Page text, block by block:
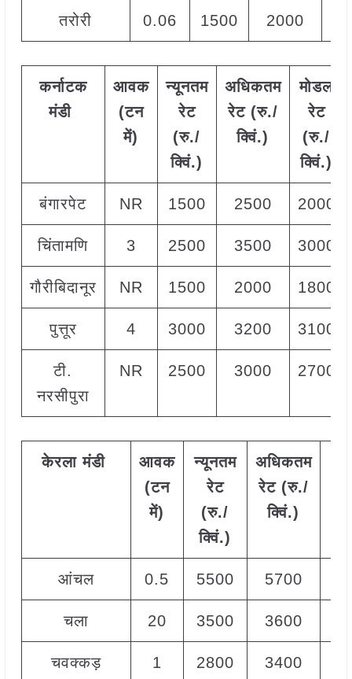
तरोरी 0.06 1500 2000
कर्नाटक
मंडी
आवक
(टन
में)
न्यूनतम
रेट
(रु./
क्विं.)
अधिकतम
रेट (रु./
क्विं.)
मोडल
रेट
(रु./
क्विं.)
बंगारपेट NR 1500 2500 2000
चिंतामणि 3 2500 3500 3000
गौरीबिदानूर NR 1500 2000 1800
पुत्तूर 4 3000 3200 3100
टी.
नरसीपुरा
NR 2500 3000 2700
केरला मंडी
आवक
(टन
में)
न्यूनतम
रेट
(रु./
क्विं.)
अधिकतम
रेट (रु./
क्विं.)
आंचल 0.5 5500 5700
चला 20 3500 3600
चवक्कड़ 1 2800 3400